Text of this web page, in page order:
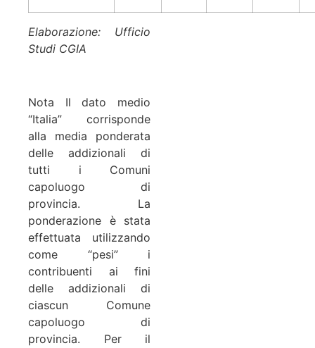
Elaborazione: Ufficio
Studi CGIA
Nota Il dato medio
“Italia” corrisponde
alla media ponderata
delle addizionali di
tutti i Comuni
capoluogo di
provincia. La
ponderazione è stata
effettuata utilizzando
come “pesi” i
contribuenti ai fini
delle addizionali di
ciascun Comune
capoluogo di
provincia. Per il